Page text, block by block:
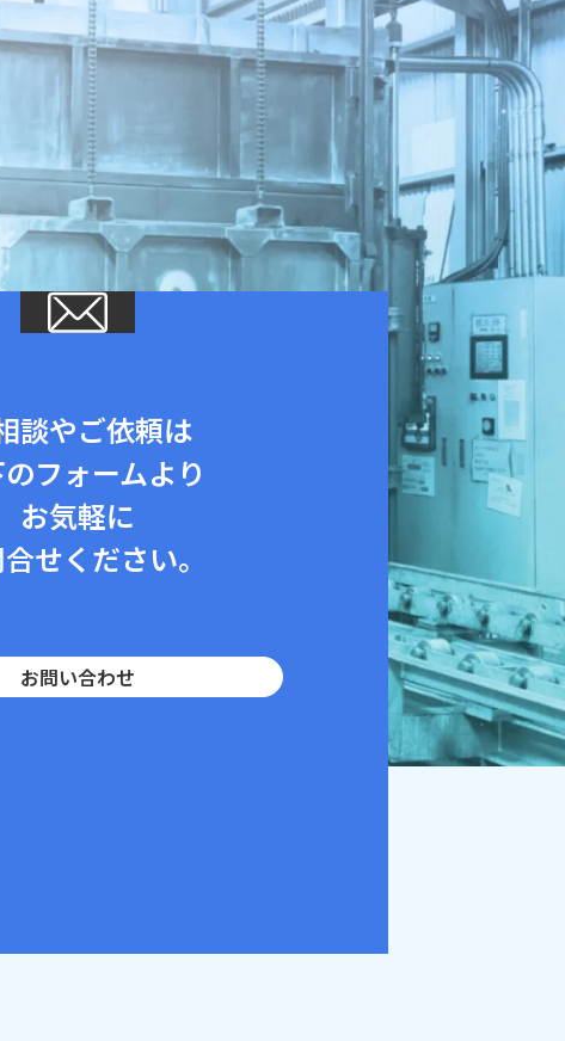
談やご依頼は
フォームより
お気軽に
せください。
お問い合わせ